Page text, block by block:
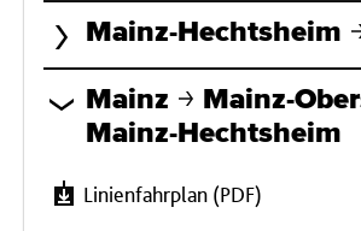
Mainz-Hechtsheim
Mainz
Mainz-
Mainz-Hechtsheim
Linienfahrplan (PDF)